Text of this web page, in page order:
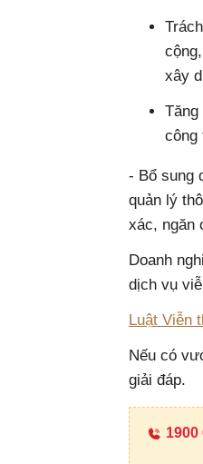
xây
công
- Bổ sung
quản lý
xác, ngăn
Doanh
dịch vụ
Luật Viễn
Nếu có
giải đáp.
1900